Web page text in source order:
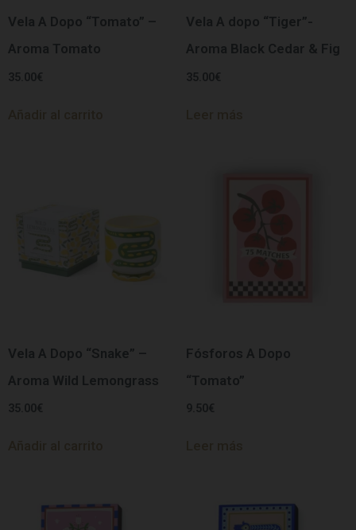
Vela A Dopo “Tomato” –
Aroma Tomato
35.00€
Vela A dopo “Tiger”-
Aroma Black Cedar & Fig
35.00€
Vela A Dopo “Snake” –
Aroma Wild Lemongrass
35.00€
Fósforos A Dopo
“Tomato”
9.50€